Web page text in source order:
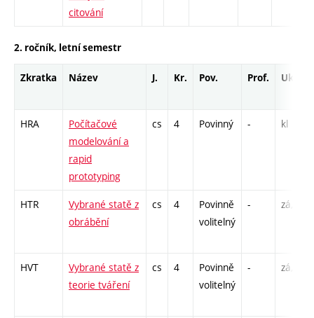
citování
2. ročník, letní semestr
Zkratka Název J. Kr. Pov. Prof. Uk.
HRA
Počítačové
modelování a
rapid
prototyping
cs 4 Povinný - kl
HTR
Vybrané statě z
obrábění
cs 4
Povinně
volitelný
- zá,zk
HVT
Vybrané statě z
teorie tváření
cs 4
Povinně
volitelný
- zá,zk